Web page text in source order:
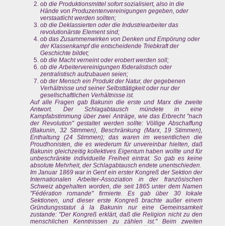
ob die Produktionsmittel sofort sozialisiert, also in die
Hände von Produzentenvereinigungen gegeben, oder
verstaatlicht werden sollten;
ob die Deklassierten oder die Industriearbeiter das
revolutionärste Element sind;
ob das Zusammenwirken von Denken und Empörung oder
der Klassenkampf die entscheidende Triebkraft der
Geschichte bildet;
ob die Macht verneint oder erobert werden soll;
ob die Arbeitervereinigungen föderalistisch oder
zentralistisch aufzubauen seien;
ob der Mensch ein Produkt der Natur, der gegebenen
Verhältnisse und seiner Selbsttätigkeit oder nur der
gesellschaftlichen Verhältnisse ist.
Auf alle Fragen gab Bakunin die erste und Marx die zweite
Antwort. Der Schlagabtausch mündete in eine
Kampfabstimmung über zwei Anträge, wie das Erbrecht "nach
der Revolution" gestaltet werden sollte: Völlige Abschaffung
(Bakunin, 32 Stimmen), Beschränkung (Marx, 19 Stimmen),
Enthaltung (24 Stimmen); das waren im wesentlichen die
Proudhonisten, die es wiederum für unvereinbar hielten, daß
Bakunin gleichzeitig kollektives Eigentum haben wollte und für
unbeschränkte individuelle Freiheit eintrat. So gab es keine
absolute Mehrheit, der Schlagabtausch endete unentschieden.
Im Januar 1869 war in Genf ein erster Kongreß der Sektion der
Internationalen Arbeiter-Assoziation in der französischen
Schweiz abgehalten worden, die seit 1865 unter dem Namen
"Fédération romande" firmierte. Es gab über 30 lokale
Sektionen, und dieser erste Kongreß brachte außer einem
Gründungsstatut á la Bakunin nur eine Gemeinsamkeit
zustande: "Der Kongreß erklärt, daß die Religion nicht zu den
menschlichen Kenntnissen zu zählen ist." Beim zweiten